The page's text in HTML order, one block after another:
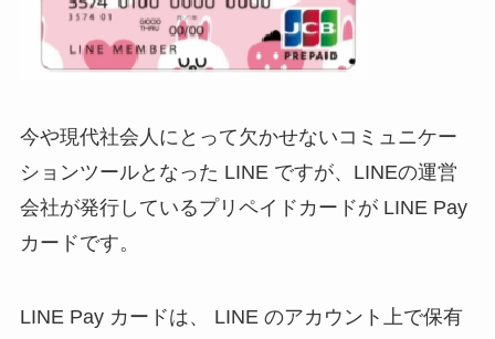
今や現代社会人にとって欠かせないコミュニケー
ションツールとなった LINE ですが、LINEの運営
会社が発行しているプリペイドカードが LINE Pay
カードです。
LINE Pay カードは、 LINE のアカウント上で保有